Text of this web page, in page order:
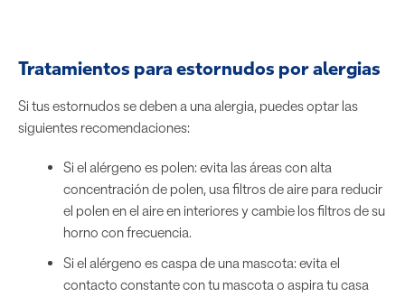
Tratamientos para estornudos por alergias
Si tus estornudos se deben a una alergia, puedes optar las
siguientes recomendaciones:
Si el alérgeno es polen: evita las áreas con alta
concentración de polen, usa filtros de aire para reducir
el polen en el aire en interiores y cambie los filtros de su
horno con frecuencia.
Si el alérgeno es caspa de una mascota: evita el
contacto constante con tu mascota o aspira tu casa